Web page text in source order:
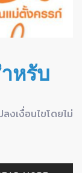
หรับ
งเงื่อนไขโดยไม่